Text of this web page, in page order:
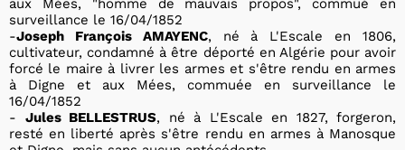
aux Mées, "homme de mauvais propos", commué en
surveillance le 16/04/1852
-Joseph François AMAYENC, né à L'Escale en 1806,
cultivateur, condamné à être déporté en Algérie pour avoir
forcé le maire à livrer les armes et s'être rendu en armes
à Digne et aux Mées, commuée en surveillance le
16/04/1852
- Jules BELLESTRUS, né à L'Escale en 1827, forgeron,
resté en liberté après s'être rendu en armes à Manosque